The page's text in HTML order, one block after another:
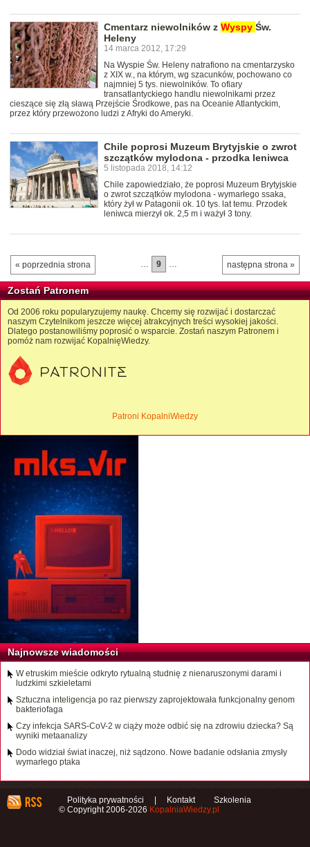
Cmentarz niewolników z Wyspy Św.
Heleny
14 marca 2012, 17:29
Na Wyspie Św. Heleny natrafiono na cmentarzysko
z XIX w., na którym, wg szacunków, pochowano co
najmniej 5 tys. niewolników. To ofiary
transatlantyckiego handlu niewolnikami przez
cieszące się złą sławą Przejście Środkowe, pas na Oceanie Atlantyckim,
przez który przewożono ludzi z Afryki do Ameryki.
Chile poprosi Muzeum Brytyjskie o zwrot
szczątków mylodona - przodka leniwca
5 listopada 2018, 14:12
Chile zapowiedziało, że poprosi Muzeum Brytyjskie
o zwrot szczątków mylodona - wymarłego ssaka,
który żył w Patagonii ok. 10 tys. lat temu. Przodek
leniwca mierzył ok. 2,5 m i ważył 3 tony.
« poprzednia strona następna strona »
… 9 …
Zostań Patronem
Od 2006 roku popularyzujemy naukę. Chcemy się rozwijać i dostarczać
naszym Czytelnikom jeszcze więcej atrakcyjnych treści wysokiej jakości.
Dlatego postanowiliśmy poprosić o wsparcie. Zostań naszym Patronem i
pomóż nam rozwijać KopalnięWiedzy.
Patroni KopalniWiedzy
Najnowsze wiadomości
W etruskim mieście odkryto rytualną studnię z nienaruszonymi darami i
ludzkimi szkieletami
Sztuczna inteligencja po raz pierwszy zaprojektowała funkcjonalny genom
bakteriofaga
Czy infekcja SARS-CoV-2 w ciąży może odbić się na zdrowiu dziecka? Są
wyniki metaanalizy
Dodo widział świat inaczej, niż sądzono. Nowe badanie odsłania zmysły
wymarłego ptaka
Polityka prywatności Kontakt
Szkolenia
© Copyright 2006-2026 KopalniaWiedzy.pl